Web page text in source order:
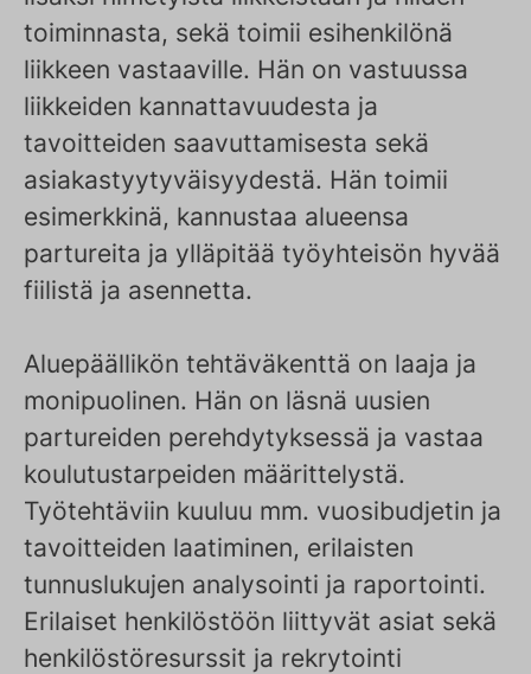
toiminnasta, sekä toimii esihenkilönä
liikkeen vastaaville. Hän on vastuussa
liikkeiden kannattavuudesta ja
tavoitteiden saavuttamisesta sekä
asiakastyytyväisyydestä. Hän toimii
esimerkkinä, kannustaa alueensa
partureita ja ylläpitää työyhteisön hyvää
fiilistä ja asennetta.
Aluepäällikön tehtäväkenttä on laaja ja
monipuolinen. Hän on läsnä uusien
partureiden perehdytyksessä ja vastaa
koulutustarpeiden määrittelystä.
Työtehtäviin kuuluu mm. vuosibudjetin ja
tavoitteiden laatiminen, erilaisten
tunnuslukujen analysointi ja raportointi.
Erilaiset henkilöstöön liittyvät asiat sekä
henkilöstöresurssit ja rekrytointi